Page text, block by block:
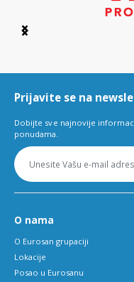
Item
6
Prijavite se na
Dobijte sve najnovije
ponudama.
O nama
O Eurosan grupaciji
Lokacije
Posao u Eurosanu